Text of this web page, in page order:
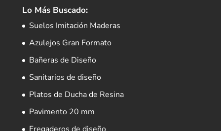
Lo Más Buscado:
Suelos Imitación Maderas
Azulejos Gran Formato
Bañeras de Diseño
Sanitarios de diseño
Platos de Ducha de Resina
Pavimento 20 mm